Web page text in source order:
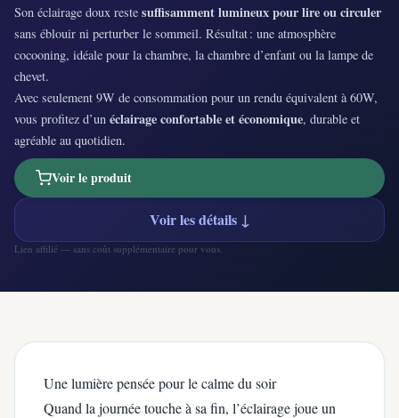
Son éclairage doux reste suffisamment lumineux pour lire ou circuler
sans éblouir ni perturber le sommeil. Résultat : une atmosphère
cocooning, idéale pour la chambre, la chambre d’enfant ou la lampe de
chevet.
Avec seulement 9W de consommation pour un rendu équivalent à 60W,
vous profitez d’un éclairage confortable et économique, durable et
agréable au quotidien.
Voir le produit
Voir les détails ↓
Lien affilié — sans coût supplémentaire pour vous.
Une lumière pensée pour le calme du soir
Quand la journée touche à sa fin, l’éclairage joue un